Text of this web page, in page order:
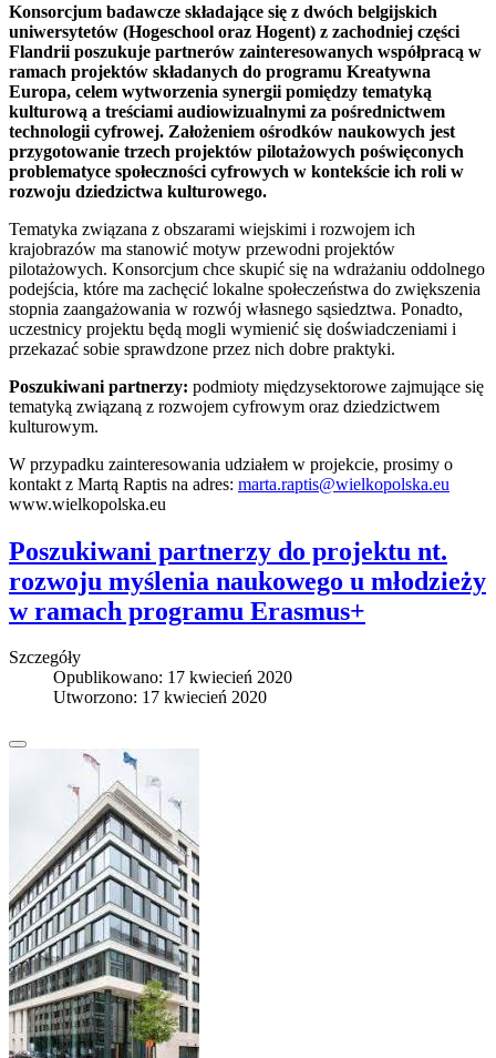
Konsorcjum badawcze składające się z dwóch belgijskich
uniwersytetów (Hogeschool oraz Hogent) z zachodniej części
Flandrii poszukuje partnerów zainteresowanych współpracą w
ramach projektów składanych do programu Kreatywna
Europa, celem wytworzenia synergii pomiędzy tematyką
kulturową a treściami audiowizualnymi za pośrednictwem
technologii cyfrowej. Założeniem ośrodków naukowych jest
przygotowanie trzech projektów pilotażowych poświęconych
problematyce społeczności cyfrowych w kontekście ich roli w
rozwoju dziedzictwa kulturowego.
Tematyka związana z obszarami wiejskimi i rozwojem ich
krajobrazów ma stanowić motyw przewodni projektów
pilotażowych. Konsorcjum chce skupić się na wdrażaniu oddolnego
podejścia, które ma zachęcić lokalne społeczeństwa do zwiększenia
stopnia zaangażowania w rozwój własnego sąsiedztwa. Ponadto,
uczestnicy projektu będą mogli wymienić się doświadczeniami i
przekazać sobie sprawdzone przez nich dobre praktyki.
Poszukiwani partnerzy: podmioty międzysektorowe zajmujące się
tematyką związaną z rozwojem cyfrowym oraz dziedzictwem
kulturowym.
W przypadku zainteresowania udziałem w projekcie, prosimy o
kontakt z Martą Raptis na adres: marta.raptis@wielkopolska.eu
www.wielkopolska.eu
Poszukiwani partnerzy do projektu nt.
rozwoju myślenia naukowego u młodzieży
w ramach programu Erasmus+
Szczegóły
Opublikowano: 17 kwiecień 2020
Utworzono: 17 kwiecień 2020